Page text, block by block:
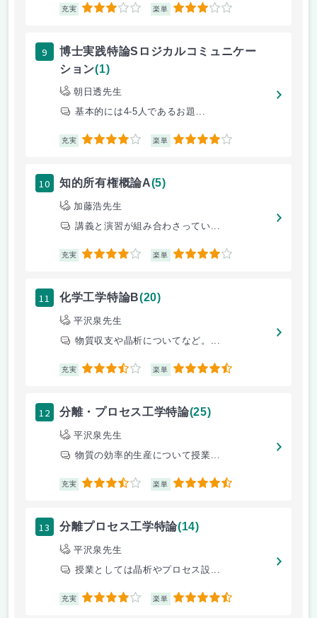
充実 3 楽単 3
9
博士実践特論Sロジカルコミュニケー
ション(1)
朝日透先生
基本的には4-5人であるお題...
充実 4 楽単 4
10 知的所有権概論A(5)
加藤浩先生
講義と演習が組み合わさってい...
充実 4 楽単 4
11 化学工学特論B(20)
平沢泉先生
物質収支や晶析についてなど。...
充実 3.5 楽単 4.5
12 分離・プロセス工学特論(25)
平沢泉先生
物質の効率的生産について授業...
充実 3.5 楽単 4.5
13 分離プロセス工学特論(14)
平沢泉先生
授業としては晶析やプロセス設...
充実 4 楽単 4.5